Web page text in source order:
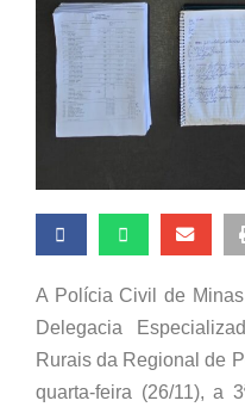
A Polícia Civil de
Delegacia
Rurais da Regional de
quarta-feira (26/11), a